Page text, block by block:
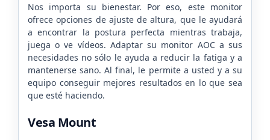
Nos importa su bienestar. Por eso, este monitor
ofrece opciones de ajuste de altura, que le ayudará
a encontrar la postura perfecta mientras trabaja,
juega o ve vídeos. Adaptar su monitor AOC a sus
necesidades no sólo le ayuda a reducir la fatiga y a
mantenerse sano. Al final, le permite a usted y a su
equipo conseguir mejores resultados en lo que sea
que esté haciendo.
Vesa Mount